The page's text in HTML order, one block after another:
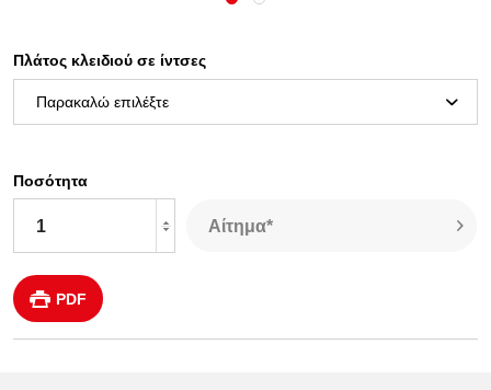
Πλάτος κλειδιού σε ίντσες
Ποσότητα
Αίτημα*
PDF